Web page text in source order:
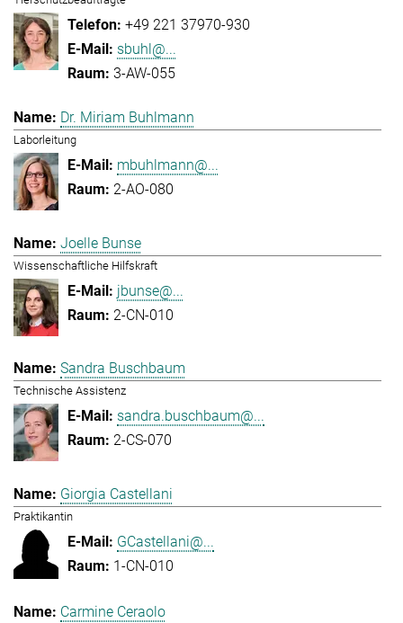
+49 221 37970-930
sbuhl@...
3-AW-055
Dr. Miriam Buhlmann
Laborleitung
mbuhlmann@...
2-AO-080
Joelle Bunse
Wissenschaftliche Hilfskraft
jbunse@...
2-CN-010
Sandra Buschbaum
Technische Assistenz
sandra.buschbaum@...
2-CS-070
Giorgia Castellani
Praktikantin
GCastellani@...
1-CN-010
Carmine Ceraolo